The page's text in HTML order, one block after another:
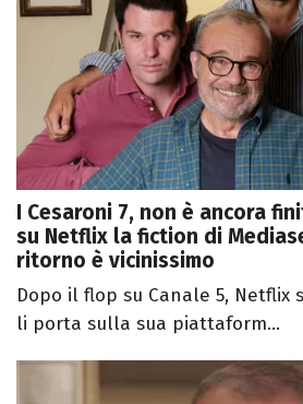
I Cesaroni 7, non è ancora
su Netflix la fiction di
ritorno è vicinissimo
Dopo il flop su Canale 5, Netflix
li porta sulla sua piattaform...